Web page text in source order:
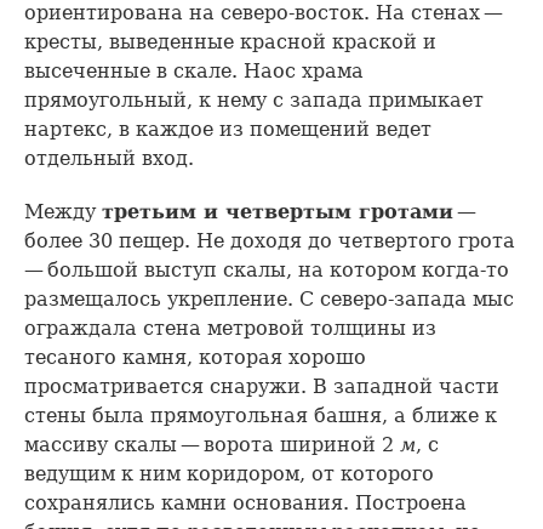
ориентирована на северо-восток. На стенах —
кресты, выведенные красной краской и
высеченные в скале. Наос храма
прямоугольный, к нему с запада примыкает
нартекс, в каждое из помещений ведет
отдельный вход.
Между третьим и четвертым гротами—
более 30 пещер. Не доходя до четвертого грота
— большой выступ скалы, на котором когда-то
размещалось укрепление. С северо-запада мыс
ограждала стена метровой толщины из
тесаного камня, которая хорошо
просматривается снаружи. В западной части
стены была прямоугольная башня, а ближе к
массиву скалы — ворота шириной 2 м, с
ведущим к ним коридором, от которого
сохранялись камни основания. Построена